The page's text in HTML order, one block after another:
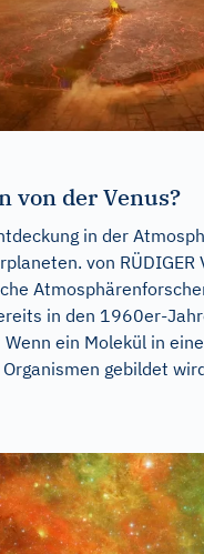
von der Venus?
in der
von RÜDIGER
in den 1960er-
ein Molekül in
gebildet